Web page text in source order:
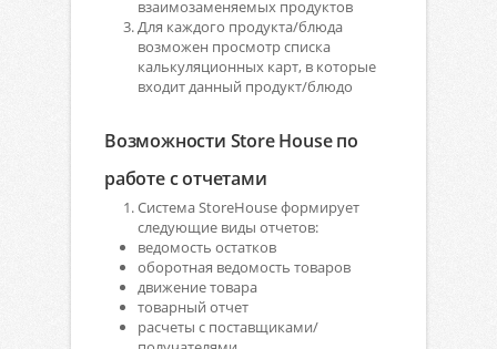
взаимозаменяемых продуктов
Для каждого продукта/блюда
возможен просмотр списка
калькуляционных карт, в которые
входит данный продукт/блюдо
Возможности Store House по
работе с отчетами
Система StoreHouse формирует
следующие виды отчетов:
ведомость остатков
оборотная ведомость товаров
движение товара
товарный отчет
расчеты с поставщиками/